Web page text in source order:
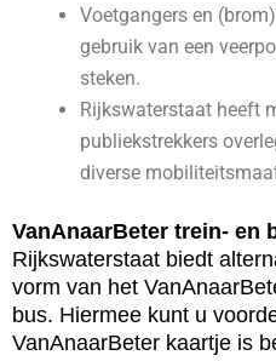
Voetgangers en
gebruik van een
steken.
Rijkswaterstaat heeft
publiekstrekkers
diverse
VanAnaarBeter trein- en
Rijkswaterstaat biedt
vorm van het
bus. Hiermee kunt u
VanAnaarBeter kaartje is